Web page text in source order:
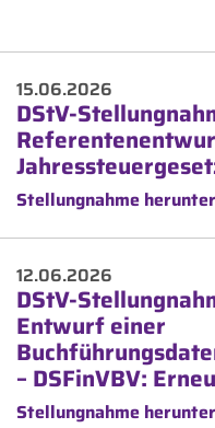
15.06.2026
DStV-
Stellungnahme
12.06.2026
DStV-
Entwurf einer
– DSFinVBV:
Stellungnahme